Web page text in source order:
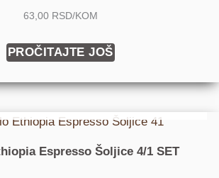
od 5
63,00 RSD/KOM
PROČITAJTE JOŠ
Espresso Šoljice 4/1 SET